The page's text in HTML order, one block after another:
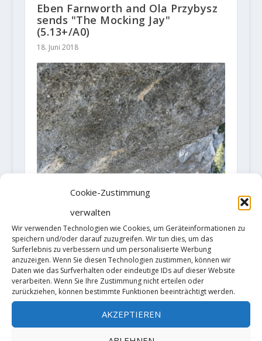
Cookie-Zustimmung
verwalten
Wir verwenden Technologien wie Cookies, um Geräteinformationen zu
speichern und/oder darauf zuzugreifen. Wir tun dies, um das
Surferlebnis zu verbessern und um personalisierte Werbung
anzuzeigen. Wenn Sie diesen Technologien zustimmen, können wir
Daten wie das Surfverhalten oder eindeutige IDs auf dieser Website
verarbeiten. Wenn Sie Ihre Zustimmung nicht erteilen oder
zurückziehen, können bestimmte Funktionen beeinträchtigt werden.
AKZEPTIEREN
Eben Farnworth and Ola Przybysz
sends "The Mocking Jay"
(5.13+/A0)
18. Juni 2018